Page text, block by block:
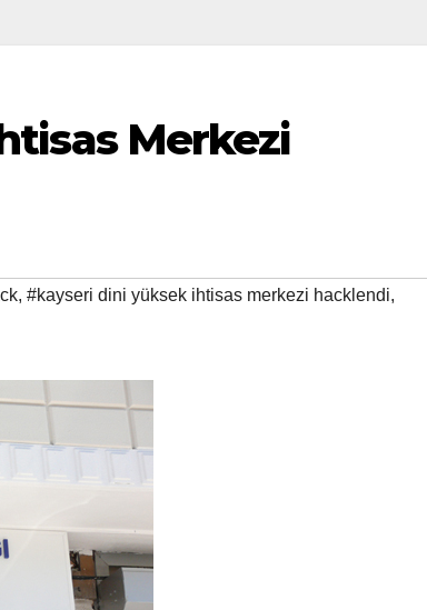
Merkezi
, #kayseri dini yüksek ihtisas merkezi hacklendi,